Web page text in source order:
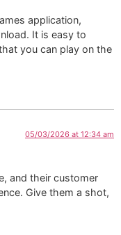
application,
It is easy to
you can play on the
05/03/2026 at 12:34 am
and their customer
Give them a shot,